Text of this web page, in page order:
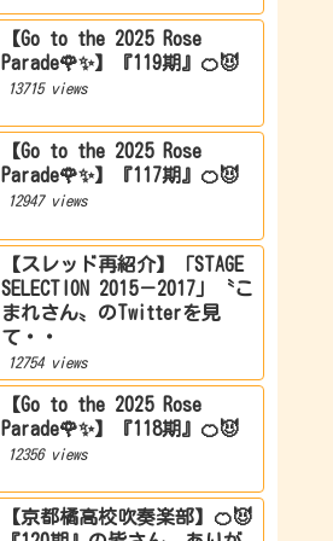
【Go to the 2025 Rose
Parade🌹✨】『119期』🍊😈
13715 views
【Go to the 2025 Rose
Parade🌹✨】『117期』🍊😈
12947 views
【スレッド再紹介】「STAGE
SELECTION 2015－2017」〝こ
まれさん〟のTwitterを見
て・・
12754 views
【Go to the 2025 Rose
Parade🌹✨】『118期』🍊😈
12356 views
【京都橘高校吹奏楽部】🍊😈